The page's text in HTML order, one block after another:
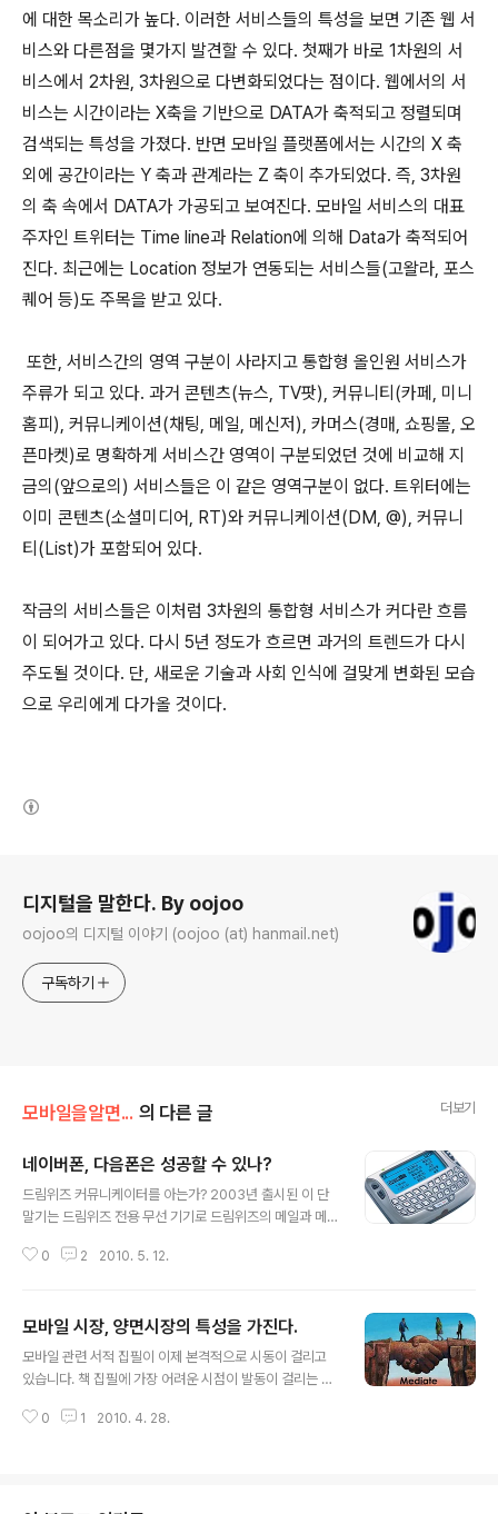
에 대한 목소리가 높다. 이러한 서비스들의 특성을 보면 기존 웹 서
비스와 다른점을 몇가지 발견할 수 있다. 첫째가 바로 1차원의 서
비스에서 2차원, 3차원으로 다변화되었다는 점이다. 웹에서의 서
비스는 시간이라는 X축을 기반으로 DATA가 축적되고 정렬되며
검색되는 특성을 가졌다. 반면 모바일 플랫폼에서는 시간의 X 축
외에 공간이라는 Y 축과 관계라는 Z 축이 추가되었다. 즉, 3차원
의 축 속에서 DATA가 가공되고 보여진다. 모바일 서비스의 대표
주자인 트위터는 Time line과 Relation에 의해 Data가 축적되어
진다. 최근에는 Location 정보가 연동되는 서비스들(고왈라, 포스
퀘어 등)도 주목을 받고 있다.
또한, 서비스간의 영역 구분이 사라지고 통합형 올인원 서비스가
주류가 되고 있다. 과거 콘텐츠(뉴스, TV팟), 커뮤니티(카페, 미니
홈피), 커뮤니케이션(채팅, 메일, 메신저), 카머스(경매, 쇼핑몰, 오
픈마켓)로 명확하게 서비스간 영역이 구분되었던 것에 비교해 지
금의(앞으로의) 서비스들은 이 같은 영역구분이 없다. 트위터에는
이미 콘텐츠(소셜미디어, RT)와 커뮤니케이션(DM, @), 커뮤니
티(List)가 포함되어 있다.
작금의 서비스들은 이처럼 3차원의 통합형 서비스가 커다란 흐름
이 되어가고 있다. 다시 5년 정도가 흐르면 과거의 트렌드가 다시
주도될 것이다. 단, 새로운 기술과 사회 인식에 걸맞게 변화된 모습
으로 우리에게 다가올 것이다.
디지털을 말한다. By oojoo
oojoo의 디지털 이야기 (oojoo (at) hanmail.net)
구독하기
모바일을알면... 의 다른 글 더보기
네이버폰, 다음폰은 성공할 수 있나?
드림위즈 커뮤니케이터를 아는가? 2003년 출시된 이 단
말기는 드림위즈 전용 무선 기기로 드림위즈의 메일과 메
013 번호가 할당되어 모비텍스망을 통해 24시간 네트워
메신저인 ICQ를 PC없이 휴대하며 사용할 수 있는 전용 단
말기가 출시되기도 했다. 하지만, 이들 기기는 보급에 실패
했다. 그리고, 수 년이 지난 지금 네이버폰, 다음폰, 야후폰
특화된 그런 전용 단말기가 주목받을 수 있을까? 드림위즈
0 2 2010. 5. 12.
모바일 시장, 양면시장의 특성을 가진다.
모바일 관련 서적 집필이 이제 본격적으로 시동이 걸리고
있습니다. 책 집필에 가장 어려운 시점이 발동이 걸리는 시
더 속도를 내며 진행하려고 하며, 책에 수록할 내용 중 틈틈
0 1 2010. 4. 28.